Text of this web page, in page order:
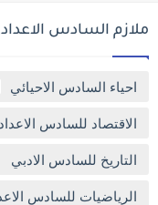
ملازم السادس
احياء السادس الاحيائي
الاقتصاد للسادس
التاريخ للسادس الادبي
الرياضيات للسادس